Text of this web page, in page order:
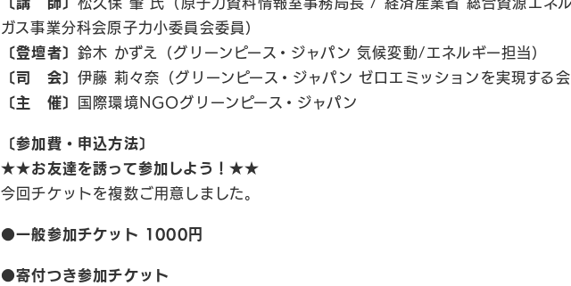
ガス事業分科会原子力小委員会委員）
〔登壇者〕 鈴木 かずえ（グリーンピース・ジャパン 気候変動/エネルギー担当）
〔司 会〕 伊藤 莉々奈（グリーンピース・ジャパン ゼロエミッションを実現する会
〔主 催〕
国際環境NGOグリーンピース・ジャパン
〔参加費・申込方法〕
★★お友達を誘って参加しよう！★★
今回チケットを複数ご用意しました。
●一般参加チケット 1000円
●寄付つき参加チケット